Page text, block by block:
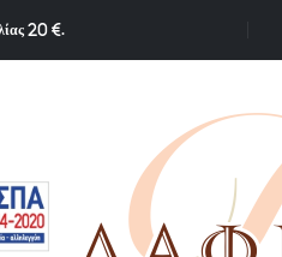
20 €.